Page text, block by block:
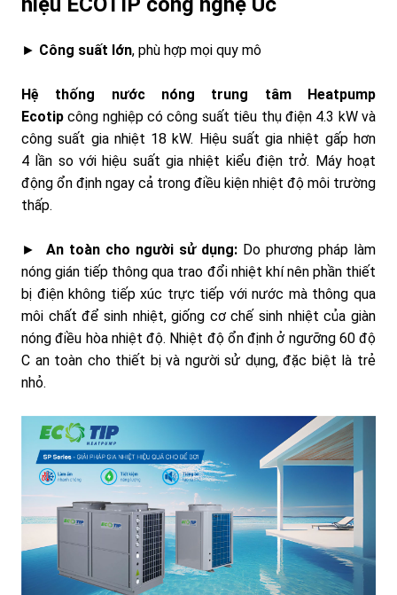
► Công suất lớn, phù hợp mọi quy mô
Hệ thống nước nóng trung tâm Heatpump
Ecotip công nghiệp có công suất tiêu thụ điện 4.3 kW và
công suất gia nhiệt 18 kW. Hiệu suất gia nhiệt gấp hơn
4 lần so với hiệu suất gia nhiệt kiểu điện trở. Máy hoạt
động ổn định ngay cả trong điều kiện nhiệt độ môi trường
thấp.
► An toàn cho người sử dụng: Do phương pháp làm
nóng gián tiếp thông qua trao đổi nhiệt khí nên phần thiết
bị điện không tiếp xúc trực tiếp với nước mà thông qua
môi chất để sinh nhiệt, giống cơ chế sinh nhiệt của giàn
nóng điều hòa nhiệt độ. Nhiệt độ ổn định ở ngưỡng 60 độ
C an toàn cho thiết bị và người sử dụng, đặc biệt là trẻ
nhỏ.